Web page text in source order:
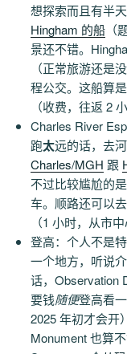
想探索而且有半
Hingham 的船（
景还不错。
（正常旅游还是
程公交。这船算
（收费，往返 2
Charles River
跑太远的话，去
Charles/MGH 跟
不过比较尴尬的
车。顺路还可以去
（1 小时，从市
登高：个人不是
一个地方，听说
话，Observation
要钱随便登高看
2025 年初才会开
Monument 也算